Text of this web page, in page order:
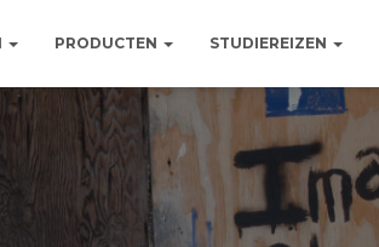
PRODUCTEN STUDIEREIZEN